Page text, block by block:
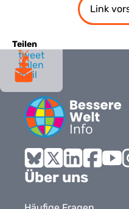
Teilen
tweet
teilen
mail
Link
Bluesky
X LinkedInFacebook
Über uns